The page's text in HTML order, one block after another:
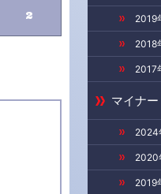
2 2019
2018
2017
マイナー
2024
2020
2019